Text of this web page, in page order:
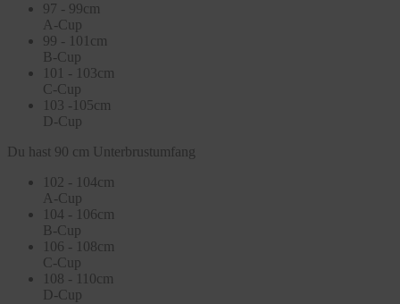
97 - 99cm
A-Cup
99 - 101cm
B-Cup
101 - 103cm
C-Cup
103 -105cm
D-Cup
Du hast 90 cm Unterbrustumfang
102 - 104cm
A-Cup
104 - 106cm
B-Cup
106 - 108cm
C-Cup
108 - 110cm
D-Cup